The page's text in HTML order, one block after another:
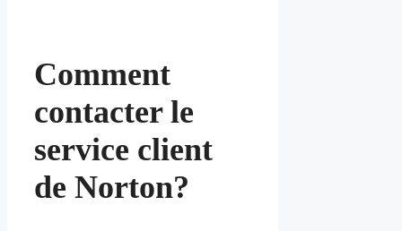
Comment
contacter le
service client
de Norton?